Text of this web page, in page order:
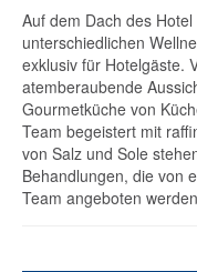
Auf dem Dach des Hotel
unterschiedlichen
exklusiv für Hotelgäste.
atemberaubende
Gourmetküche von
Team begeistert mit
von Salz und Sole
Behandlungen, die von
Team angeboten